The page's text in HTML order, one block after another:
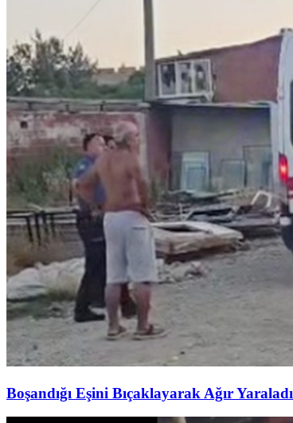
Boşandığı Eşini Bıçaklayarak Ağır Yaraladı